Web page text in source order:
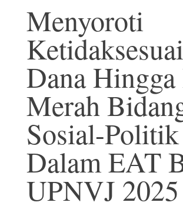
Menyoroti
Dana
Merah
Sosial-Politik
Dalam EAT
UPNVJ 2025